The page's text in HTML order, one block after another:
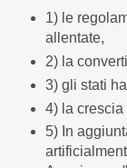
1) le
allentate,
2) la
3) gli stati
4) la
5) In